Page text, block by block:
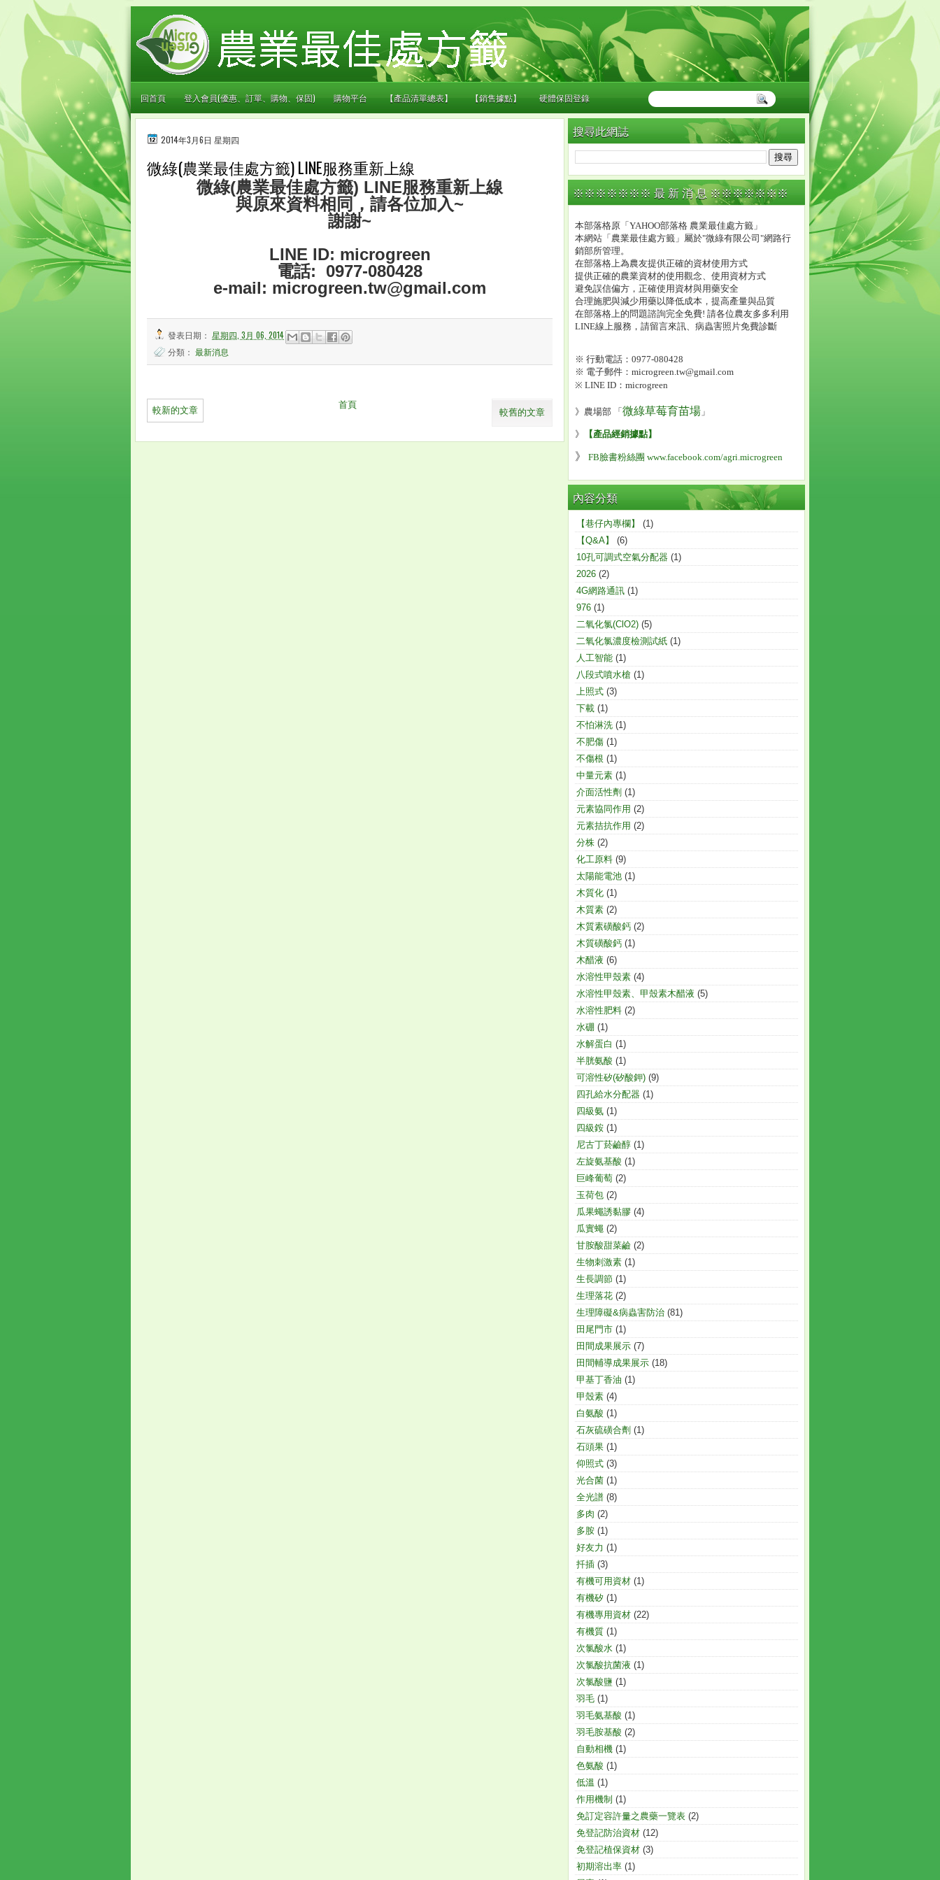
回首頁 登入會員(優惠、訂單、購物、保固) 購物平台 【產品清單總表】 【銷售據點】 硬體保固登錄
2014年3月6日 星期四
微綠(農業最佳處方籤) LINE服務重新上線
微綠(農業最佳處方籤) LINE服務重新上線
與原來資料相同，請各位加入~
謝謝~
LINE ID: microgreen
電話: 0977-080428
e-mail: microgreen.tw@gmail.com
發表日期： 星期四, 3月 06, 2014
分類： 最新消息
較新的文章 較舊的文章
首頁
搜尋此網誌
※※※※※※※ 最 新 消 息 ※※※※※※※
本部落格原「YAHOO部落格 農業最佳處方籤」
本網站「農業最佳處方籤」屬於"微綠有限公司"網路行
銷部所管理。
在部落格上為農友提供正確的資材使用方式
提供正確的農業資材的使用觀念、使用資材方式
避免誤信偏方，正確使用資材與用藥安全
合理施肥與減少用藥以降低成本，提高產量與品質
在部落格上的問題諮詢完全免費! 請各位農友多多利用
LINE線上服務，請留言來訊、病蟲害照片免費診斷
※ 行動電話：0977-080428
※ 電子郵件：microgreen.tw@gmail.com
※ LINE ID：microgreen
》 農場部 「 微綠草莓育苗場 」
》 【產品經銷據點】
》 FB臉書粉絲團 www.facebook.com/agri.microgreen
內容分類
【巷仔內專欄】
(1)
【Q&A】
(6)
10孔可調式空氣分配器 (1)
2026 (2)
4G網路通訊 (1)
976 (1)
二氧化氯(ClO2) (5)
二氧化氯濃度檢測試紙 (1)
人工智能 (1)
八段式噴水槍 (1)
上照式 (3)
下載 (1)
不怕淋洗 (1)
不肥傷 (1)
不傷根 (1)
中量元素 (1)
介面活性劑 (1)
元素協同作用 (2)
元素拮抗作用 (2)
分株 (2)
化工原料 (9)
太陽能電池 (1)
木質化 (1)
木質素 (2)
木質素磺酸鈣 (2)
木質磺酸鈣 (1)
木醋液 (6)
水溶性甲殼素 (4)
水溶性甲殼素、甲殼素木醋液 (5)
水溶性肥料 (2)
水硼 (1)
水解蛋白 (1)
半胱氨酸 (1)
可溶性矽(矽酸鉀) (9)
四孔給水分配器 (1)
四級氨 (1)
四級銨 (1)
尼古丁菸鹼醇 (1)
左旋氨基酸 (1)
巨峰葡萄 (2)
玉荷包 (2)
瓜果蠅誘黏膠 (4)
瓜實蠅 (2)
甘胺酸甜菜鹼 (2)
生物刺激素 (1)
生長調節 (1)
生理落花 (2)
生理障礙&病蟲害防治 (81)
田尾門市 (1)
田間成果展示 (7)
田間輔導成果展示 (18)
甲基丁香油 (1)
甲殼素 (4)
白氨酸 (1)
石灰硫磺合劑 (1)
石頭果 (1)
仰照式 (3)
光合菌 (1)
全光譜 (8)
多肉 (2)
多胺 (1)
好友力 (1)
扦插 (3)
有機可用資材 (1)
有機矽 (1)
有機專用資材 (22)
有機質 (1)
次氯酸水 (1)
次氯酸抗菌液 (1)
次氯酸鹽 (1)
羽毛 (1)
羽毛氨基酸 (1)
羽毛胺基酸 (2)
自動相機 (1)
色氨酸 (1)
低溫 (1)
作用機制 (1)
免訂定容許量之農藥一覽表 (2)
免登記防治資材 (12)
免登記植保資材 (3)
初期溶出率 (1)